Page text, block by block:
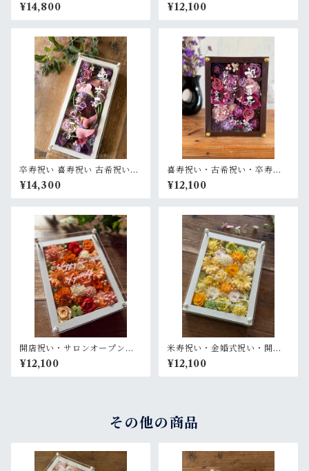
ルド文字】プリザーブドフラ
ワーアレンジ ウッドフレーム
ー〉
¥14,800
ーブドフラワーアレンジ 和風
白木枠ロング〈竹 青紫 〉名入
式両親贈呈品に
¥12,100
卒寿祝い 喜寿祝い 古希祝い
【名入れ】プリザーブドフラ
ワーアレンジ ウッドフレーム
白木枠ロング〈パープル〉
¥14,300
喜寿祝い・古希祝い・卒寿祝
い・長寿祝い・結婚記念日祝
い【名入れ】プリザーブドフ
ラワーアレンジ ウッドフレー
¥12,100
開店祝い・サロンオープン祝
い・退職祝い・結婚祝い【名
入れ】プリザーブドフラワー
アレンジ ウッドフレーム 白木
¥12,100
米寿祝い・金婚式祝い・開店
祝い・サロンオープン祝い・
退職祝い【名入れ】プリザー
ブドフラワーアレンジ ウッド
¥12,100
その他の商品